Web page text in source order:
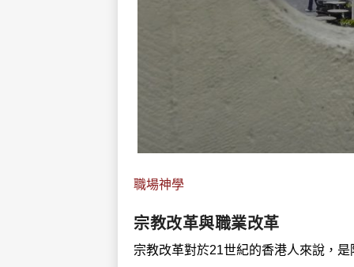
職場神學
宗教改革與職業改革
宗教改革對於21世紀的香港人來說，